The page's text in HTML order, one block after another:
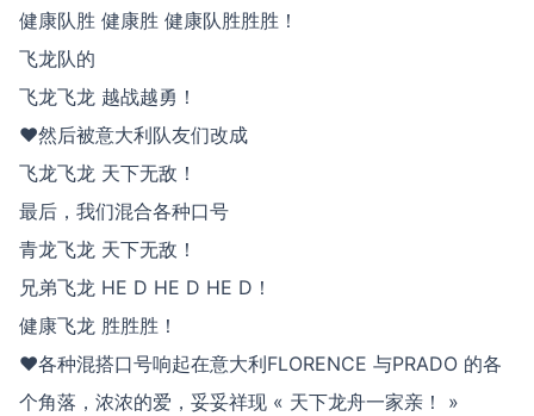
健康队胜 健康胜 健康队胜胜胜！
飞龙队的
飞龙飞龙 越战越勇！
♥然后被意大利队友们改成
飞龙飞龙 天下无敌！
最后，我们混合各种口号
青龙飞龙 天下无敌！
兄弟飞龙 HE D HE D HE D！
健康飞龙 胜胜胜！
♥各种混搭口号响起在意大利FLORENCE 与PRADO 的各
个角落，浓浓的爱，妥妥祥现 « 天下龙舟一家亲！ »